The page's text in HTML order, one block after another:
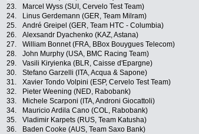
23.
Marcel Wyss (SUI, Cervelo Test Team)
24.
Linus Gerdemann (GER, Team Milram)
25.
André Greipel (GER, Team HTC - Columbia)
26.
Alexsandr Dyachenko (KAZ, Astana)
27.
William Bonnet (FRA, BBox Bouygues Telecom)
28.
John Murphy (USA, BMC Racing Team)
29.
Vasili Kiryienka (BLR, Caisse d'Epargne)
30.
Stefano Garzelli (ITA, Acqua & Sapone)
31.
Xavier Tondo Volpini (ESP, Cervelo Test Team)
32.
Pieter Weening (NED, Rabobank)
33.
Michele Scarponi (ITA, Androni Giocattoli)
34.
Mauricio Ardila Cano (COL, Rabobank)
35.
Vladimir Karpets (RUS, Team Katusha)
36.
Baden Cooke (AUS, Team Saxo Bank)